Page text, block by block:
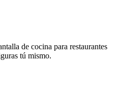
de cocina para restaurantes
tú mismo.